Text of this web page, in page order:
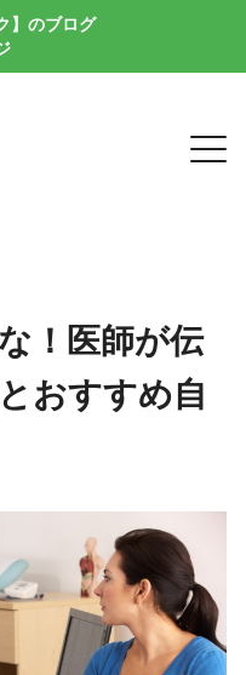
】のブログ
！医師が伝
おすすめ自